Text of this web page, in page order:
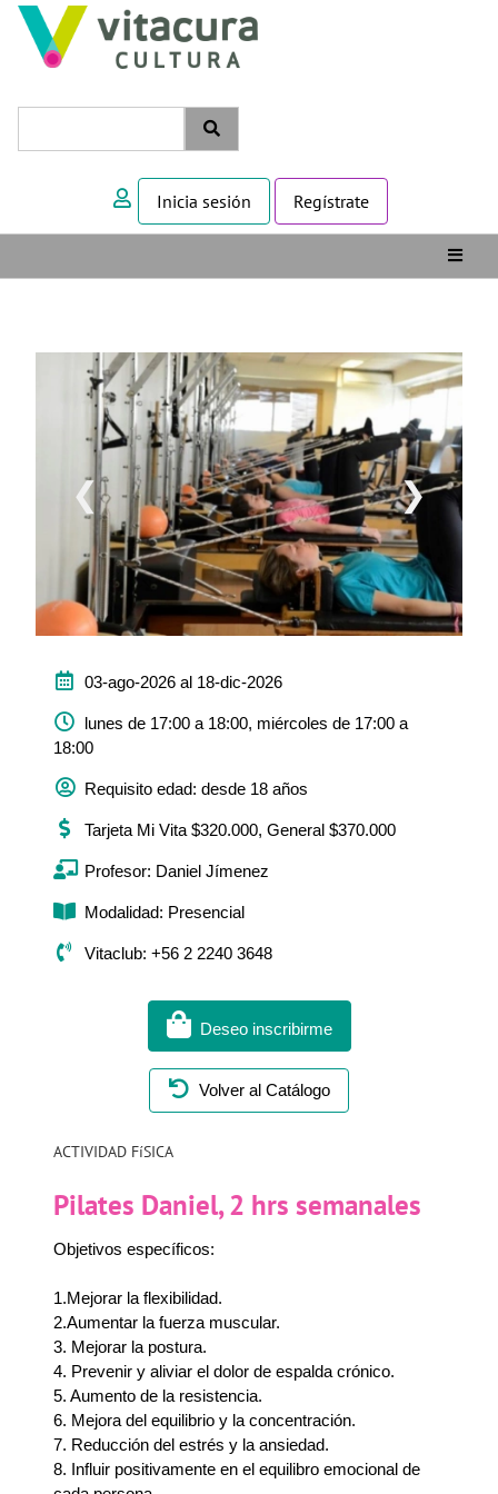
Inicia sesión Regístrate
❮ ❯
03-ago-2026 al 18-dic-2026
lunes de 17:00 a 18:00, miércoles de 17:00 a
18:00
Requisito edad: desde 18 años
Tarjeta Mi Vita $320.000, General $370.000
Profesor: Daniel Jímenez
Modalidad: Presencial
Vitaclub: +56 2 2240 3648
Deseo inscribirme
Volver al Catálogo
ACTIVIDAD FíSICA
Pilates Daniel, 2 hrs semanales
Objetivos específicos:
1.Mejorar la flexibilidad.
2.Aumentar la fuerza muscular.
3. Mejorar la postura.
4. Prevenir y aliviar el dolor de espalda crónico.
5. Aumento de la resistencia.
6. Mejora del equilibrio y la concentración.
7. Reducción del estrés y la ansiedad.
8. Influir positivamente en el equilibro emocional de